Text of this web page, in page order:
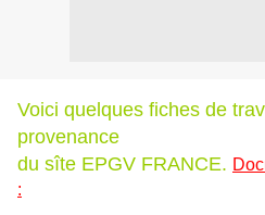
Voici quelques fiches de
provenance
du sîte EPGV FRANCE.
: